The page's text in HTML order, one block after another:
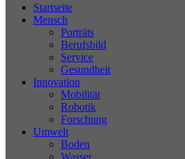
Startseite
Mensch
Porträts
Berufsbild
Service
Gesundheit
Innovation
Mobilität
Robotik
Forschung
Umwelt
Boden
Wasser